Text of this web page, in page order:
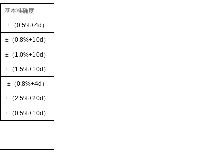
基本准确度
±（0.5%+4d）
±（0.8%+10d）
±（1.0%+10d）
±（1.5%+10d）
±（0.8%+4d）
±（2.5%+20d）
±（0.5%+10d）